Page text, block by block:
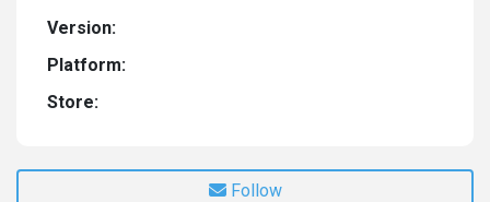
Version:
Platform:
Store:
Follow